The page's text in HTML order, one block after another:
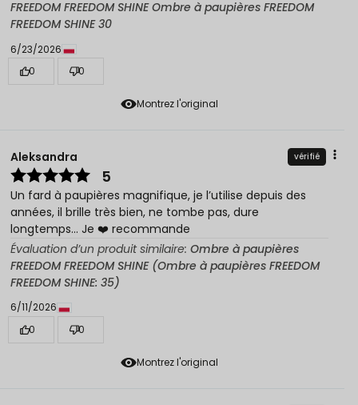
Montrez l'original
FREEDOM FREEDOM SHINE Ombre à paupières FREEDOM
FREEDOM SHINE 30
6/23/2026
0
0
Montrez l'original
Aleksandra vérifié
5
Un fard à paupières magnifique, je l’utilise depuis des
années, il brille très bien, ne tombe pas, dure
longtemps... Je ❤️ recommande
Évaluation d’un produit similaire: Ombre à paupières
FREEDOM FREEDOM SHINE (Ombre à paupières FREEDOM
FREEDOM SHINE: 35)
6/11/2026
0
0